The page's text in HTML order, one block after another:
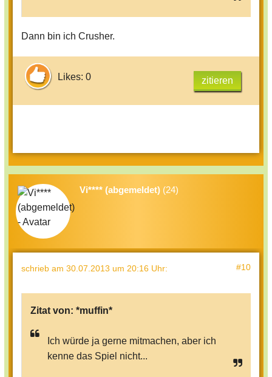
Dann bin ich Crusher.
Likes: 0 zitieren
Vi**** (abgemeldet) (24)
schrieb am 30.07.2013 um 20:16 Uhr: #10
Zitat von: *muffin*
Ich würde ja gerne mitmachen, aber ich
kenne das Spiel nicht...